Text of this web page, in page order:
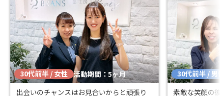
30代前半 / 女性 活動期間：5ヶ月
出会いのチャンスはお見合いからと頑張り
30代前半 / 男
素敵な笑顔の